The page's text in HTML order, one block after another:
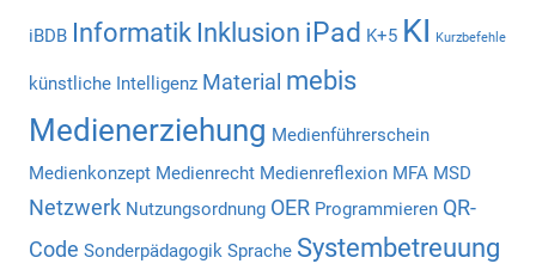
iBDB Informatik Inklusion iPad K+5 KI Kurzbefehle
künstliche Intelligenz Material mebis
Medienerziehung Medienführerschein
Medienkonzept Medienrecht Medienreflexion MFA MSD
Netzwerk Nutzungsordnung OER Programmieren QR-
Code Sonderpädagogik Sprache Systembetreuung